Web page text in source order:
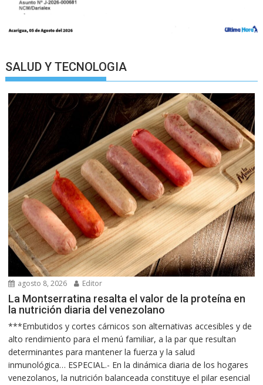
SALUD Y TECNOLOGIA
agosto 8, 2026 Editor
La Montserratina resalta el valor de la proteína en
la nutrición diaria del venezolano
***Embutidos y cortes cárnicos son alternativas accesibles y de
alto rendimiento para el menú familiar, a la par que resultan
determinantes para mantener la fuerza y la salud
inmunológica… ESPECIAL.- En la dinámica diaria de los hogares
venezolanos, la nutrición balanceada constituye el pilar esencial